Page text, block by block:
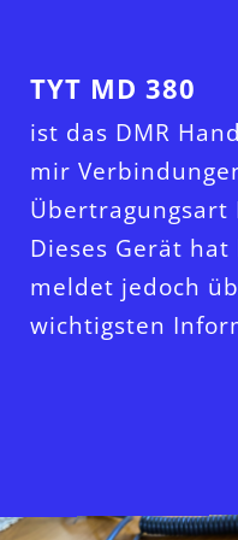
TYT MD 380
ist das DMR
mir
Übertragungsart
Dieses Gerät hat
meldet jedoch
wichtigsten